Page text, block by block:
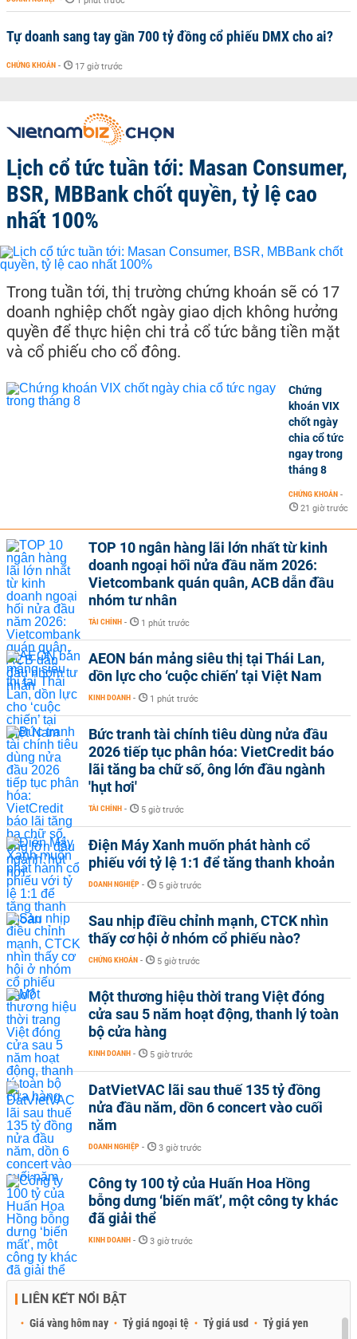
Tự doanh sang tay gần 700 tỷ đồng cổ phiếu DMX cho ai?
CHỨNG KHOÁN - 17 giờ trước
Lịch cổ tức tuần tới: Masan Consumer,
BSR, MBBank chốt quyền, tỷ lệ cao
nhất 100%
Trong tuần tới, thị trường chứng khoán sẽ có 17
doanh nghiệp chốt ngày giao dịch không hưởng
quyền để thực hiện chi trả cổ tức bằng tiền mặt
và cổ phiếu cho cổ đông.
Chứng
khoán VIX
chốt ngày
chia cổ tức
ngay trong
tháng 8
CHỨNG KHOÁN -
21 giờ trước
TOP 10 ngân hàng lãi lớn nhất từ kinh
doanh ngoại hối nửa đầu năm 2026:
Vietcombank quán quân, ACB dẫn đầu
nhóm tư nhân
TÀI CHÍNH - 1 phút trước
AEON bán mảng siêu thị tại Thái Lan,
dồn lực cho ‘cuộc chiến’ tại Việt Nam
KINH DOANH - 1 phút trước
Bức tranh tài chính tiêu dùng nửa đầu
2026 tiếp tục phân hóa: VietCredit báo
lãi tăng ba chữ số, ông lớn đầu ngành
'hụt hơi'
TÀI CHÍNH - 5 giờ trước
Điện Máy Xanh muốn phát hành cổ
phiếu với tỷ lệ 1:1 để tăng thanh khoản
DOANH NGHIỆP - 5 giờ trước
Sau nhịp điều chỉnh mạnh, CTCK nhìn
thấy cơ hội ở nhóm cổ phiếu nào?
CHỨNG KHOÁN - 5 giờ trước
Một thương hiệu thời trang Việt đóng
cửa sau 5 năm hoạt động, thanh lý toàn
bộ cửa hàng
KINH DOANH - 5 giờ trước
DatVietVAC lãi sau thuế 135 tỷ đồng
nửa đầu năm, dồn 6 concert vào cuối
năm
DOANH NGHIỆP - 3 giờ trước
Công ty 100 tỷ của Huấn Hoa Hồng
bỗng dưng ‘biến mất’, một công ty khác
đã giải thể
KINH DOANH - 3 giờ trước
LIÊN KẾT NỔI BẬT
Giá vàng hôm nay Tỷ giá ngoại tệ Tỷ giá usd Tỷ giá yen